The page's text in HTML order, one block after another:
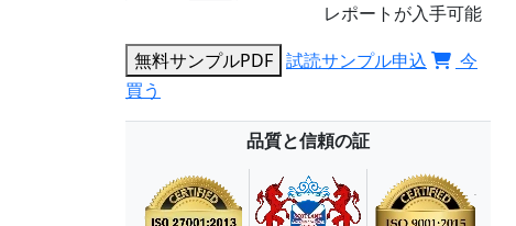
レポートが入手可能
無料サンプルPDF 試読サンプル申込
今
買う
品質と信頼の証